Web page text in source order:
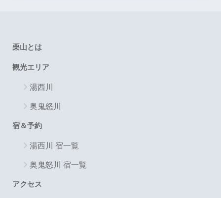
栗山とは
観光エリア
湯西川
奥鬼怒川
宿＆予約
湯西川 宿一覧
奥鬼怒川 宿一覧
アクセス